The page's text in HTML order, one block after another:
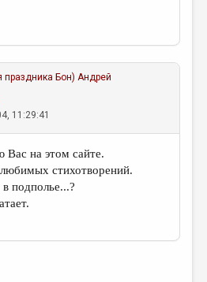
Бон) Андрей
11:29:41
Вас на этом сайте.
стихотворений.
подполье...?